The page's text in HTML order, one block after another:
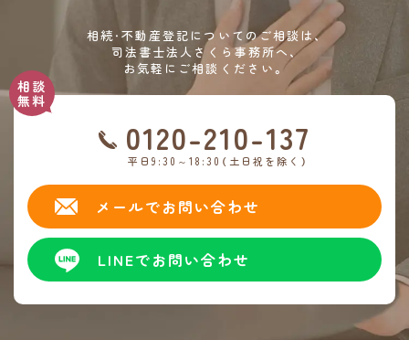
相続・不動産登記についてのご相談は、
司法書士法人さくら事務所へ、
お気軽にご相談ください。
0120-210-137
平日9:30～18:30（土日祝を除く）
メールでお問い合わせ
LINEでお問い合わせ